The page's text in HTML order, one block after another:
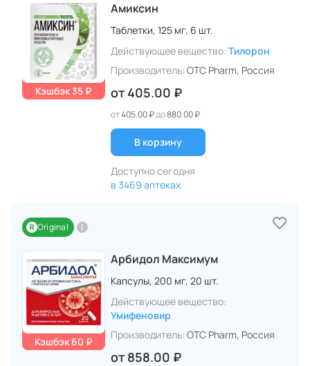
Кэшбэк 35 ₽
Амиксин
Таблетки, 125 мг, 6 шт.
Действующее вещество: Тилорон
Производитель: OTC Pharm, Россия
от 405.00 ₽
от405.00 ₽до880.00 ₽
В корзину
Доступно сегодня
в 3469 аптеках
Original
Кэшбэк 60 ₽
Арбидол Максимум
Капсулы, 200 мг, 20 шт.
Действующее вещество:
Умифеновир
Производитель: OTC Pharm, Россия
от 858.00 ₽